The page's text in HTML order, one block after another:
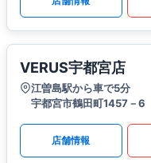
VERUS宇都宮店
江曽島駅から車で5分
宇都宮市鶴田町1457－6
店舗情報